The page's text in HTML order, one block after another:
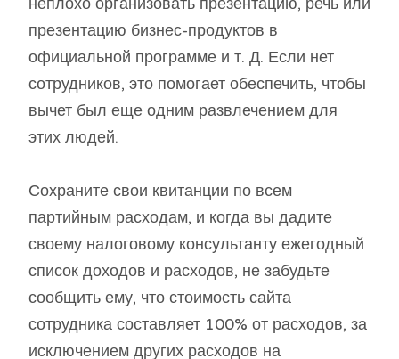
презентацию бизнес-продуктов в
официальной программе и т. Д. Если нет
сотрудников, это помогает обеспечить, чтобы
вычет был еще одним развлечением для
этих людей.
Сохраните свои квитанции по всем
партийным расходам, и когда вы дадите
своему налоговому консультанту ежегодный
список доходов и расходов, не забудьте
сообщить ему, что стоимость сайта
сотрудника составляет 100% от расходов, за
исключением других расходов на